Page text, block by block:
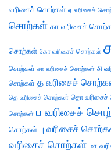
வரிசைச் சொற்கள் ஏ வரிசைச்
சொற்கள் கா வரிசைச்
சொற்கள் கோ வரிசைச் சொற்கள்
சொற்கள் சா வரிசைச் சொற்கள் சி
சொற்கள் த வரிசைச்
தெ வரிசைச் சொற்கள் தொ
சொற்கள் ப வரிசைச்
சொற்கள் பு வரிசைச்
வரிசைச் சொற்கள் மா